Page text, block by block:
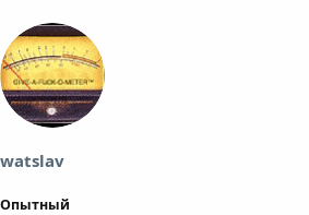
watslav
Опытный